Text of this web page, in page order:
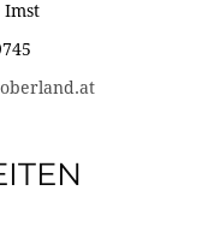
Imst